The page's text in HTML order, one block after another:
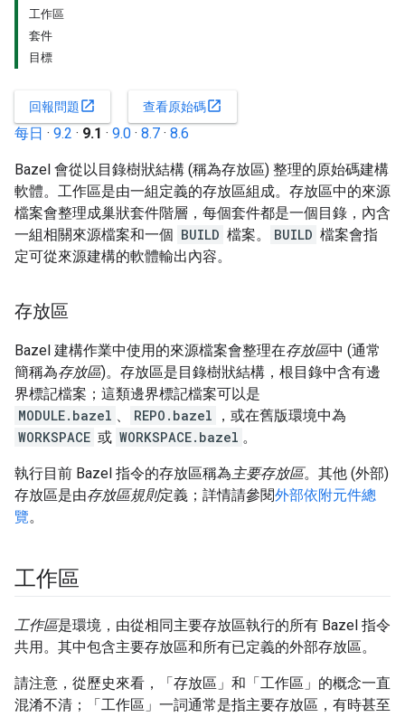
工作區
套件
目標
回報問題open_in_new 查看原始碼open_in_new
每日 · 9.2 · 9.1 · 9.0 · 8.7 · 8.6
Bazel 會從以目錄樹狀結構 (稱為存放區) 整理的原始碼建構
軟體。工作區是由一組定義的存放區組成。存放區中的來源
檔案會整理成巢狀套件階層，每個套件都是一個目錄，內含
一組相關來源檔案和一個 BUILD 檔案。 BUILD 檔案會指
定可從來源建構的軟體輸出內容。
存放區
Bazel 建構作業中使用的來源檔案會整理在存放區中 (通常
簡稱為存放區)。存放區是目錄樹狀結構，根目錄中含有邊
界標記檔案；這類邊界標記檔案可以是
MODULE.bazel 、 REPO.bazel
，或在舊版環境中為
WORKSPACE 或 WORKSPACE.bazel 。
執行目前 Bazel 指令的存放區稱為 主要存放區。其他 (外部)
存放區是由存放區規則定義；詳情請參閱外部依附元件總
覽。
工作區
工作區是環境，由從相同主要存放區執行的所有 Bazel 指令
共用。其中包含主要存放區和所有已定義的外部存放區。
請注意，從歷史來看，「存放區」和「工作區」的概念一直
混淆不清；「工作區」一詞通常是指主要存放區，有時甚至